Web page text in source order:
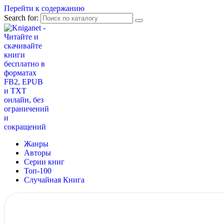
Перейти к содержанию
Search for:
Жанры
Авторы
Серии книг
Топ-100
Случайная Книга